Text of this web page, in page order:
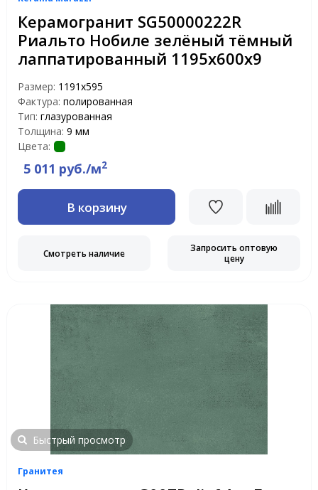
Керамогранит SG50000222R
Риальто Нобиле зелёный тёмный
лаппатированный 1195х600х9
Размер: 1191x595
Фактура: полированная
Тип: глазурованная
Толщина: 9 мм
Цвета:
5 011 руб./м2
В корзину
Смотреть наличие
Запросить оптовую
цену
Быстрый просмотр
Гранитея